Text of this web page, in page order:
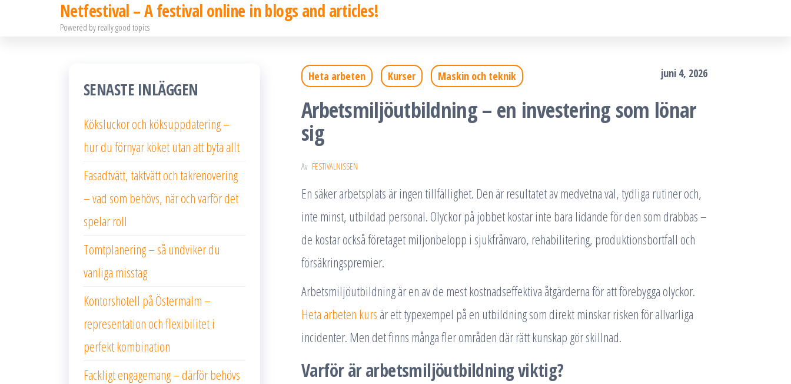
Netfestival – A festival online in blogs and articles!
Powered by really good topics
Heta arbeten Kurser Maskin och teknik juni 4, 2026
Arbetsmiljöutbildning – en investering som lönar
sig
Av FESTIVALNISSEN
En säker arbetsplats är ingen tillfällighet. Den är resultatet av medvetna val, tydliga rutiner och,
inte minst, utbildad personal. Olyckor på jobbet kostar inte bara lidande för den som drabbas –
de kostar också företaget miljonbelopp i sjukfrånvaro, rehabilitering, produktionsbortfall och
försäkringspremier.
Arbetsmiljöutbildning är en av de mest kostnadseffektiva åtgärderna för att förebygga olyckor.
Heta arbeten kurs är ett typexempel på en utbildning som direkt minskar risken för allvarliga
incidenter. Men det finns många fler områden där rätt kunskap gör skillnad.
Varför är arbetsmiljöutbildning viktig?
SENASTE INLÄGGEN
Köksluckor och köksuppdatering –
hur du förnyar köket utan att byta allt
Fasadtvätt, taktvätt och takrenovering
– vad som behövs, när och varför det
spelar roll
Tomtplanering – så undviker du
vanliga misstag
Kontorshotell på Östermalm –
representation och flexibilitet i
perfekt kombination
Fackligt engagemang – därför behövs